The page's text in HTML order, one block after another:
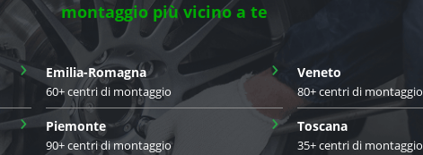
montaggio più vicino a te
› Emilia-Romagna
60+ centri di montaggio
› Veneto
80+ centri di montaggio
› Piemonte
90+ centri di montaggio
› Toscana
35+ centri di montaggio